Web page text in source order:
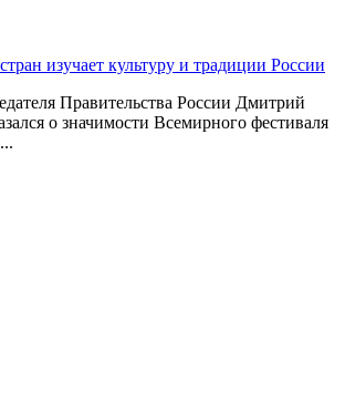
изучает культуру и традиции России
Правительства России Дмитрий
о значимости Всемирного фестиваля